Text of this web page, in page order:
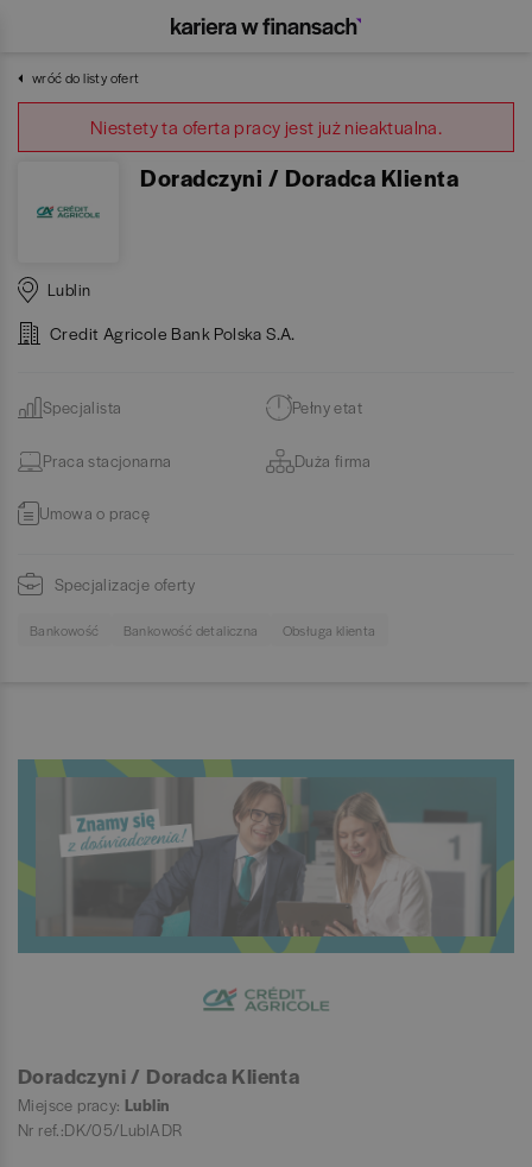
wróć do listy ofert
Niestety ta oferta pracy jest już nieaktualna.
Doradczyni / Doradca Klienta
Lublin
Credit Agricole Bank Polska S.A.
Specjalista Pełny etat
Praca stacjonarna Duża firma
Umowa o pracę
Specjalizacje oferty
Bankowość Bankowość detaliczna Obsługa klienta
Doradczyni / Doradca Klienta
Miejsce pracy: Lublin
Nr ref.:DK/05/LublADR